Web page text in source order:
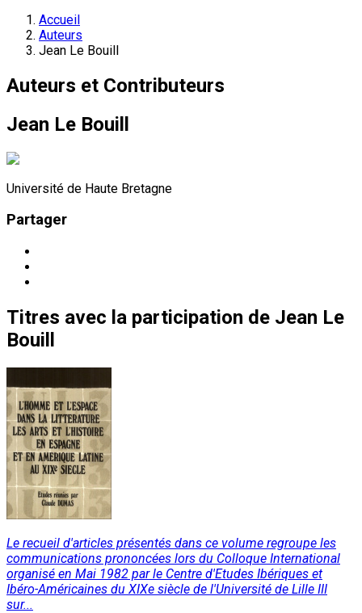
Accueil
Auteurs
Jean Le Bouill
Auteurs et Contributeurs
Jean Le Bouill
Université de Haute Bretagne
Partager
Titres avec la participation de Jean Le
Bouill
Le recueil d'articles présentés dans ce volume regroupe les
communications prononcées lors du Colloque International
organisé en Mai 1982 par le Centre d'Etudes Ibériques et
Ibéro-Américaines du XIXe siècle de l'Université de Lille III
sur...